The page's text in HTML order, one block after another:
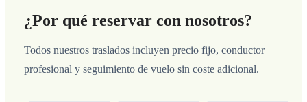
¿Por qué reservar con nosotros?
Todos nuestros traslados incluyen precio fijo, conductor
profesional y seguimiento de vuelo sin coste adicional.